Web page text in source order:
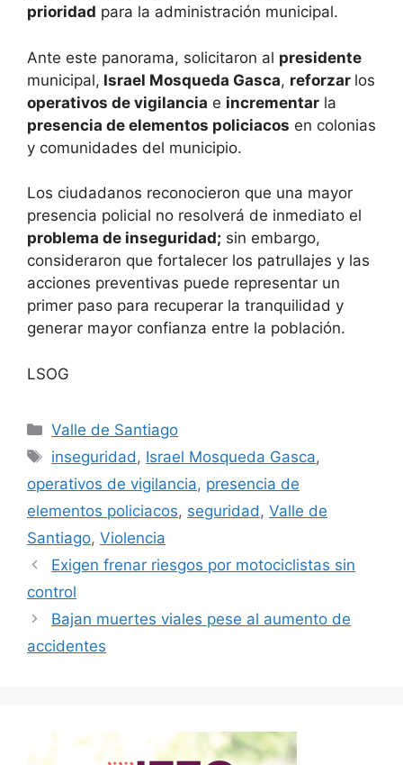
prioridad para la administración municipal.
Ante este panorama, solicitaron al presidente
municipal, Israel Mosqueda Gasca, reforzar los
operativos de vigilancia e incrementar la
presencia de elementos policiacos en colonias
y comunidades del municipio.
Los ciudadanos reconocieron que una mayor
presencia policial no resolverá de inmediato el
problema de inseguridad; sin embargo,
consideraron que fortalecer los patrullajes y las
acciones preventivas puede representar un
primer paso para recuperar la tranquilidad y
generar mayor confianza entre la población.
LSOG
Categorías
Valle de Santiago
Etiquetas
inseguridad , Israel Mosqueda Gasca,
operativos de vigilancia, presencia de
elementos policiacos, seguridad , Valle de
Santiago, Violencia
Exigen frenar riesgos por motociclistas sin
control
Bajan muertes viales pese al aumento de
accidentes